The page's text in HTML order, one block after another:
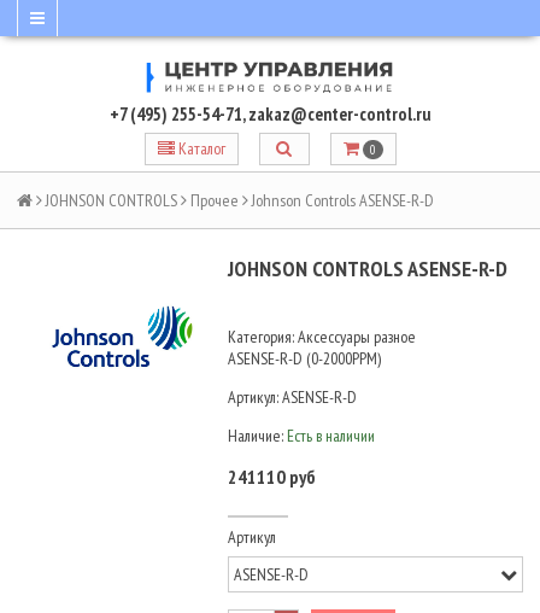
+7 (495) 255-54-71,zakaz@center-control.ru
Каталог 0
JOHNSON CONTROLS Прочее Johnson Controls ASENSE-R-D
JOHNSON CONTROLS ASENSE-R-D
Категория: Аксессуары разное
ASENSE-R-D (0-2000PPM)
Артикул:ASENSE-R-D
Наличие: Есть в наличии
241110 руб
Артикул